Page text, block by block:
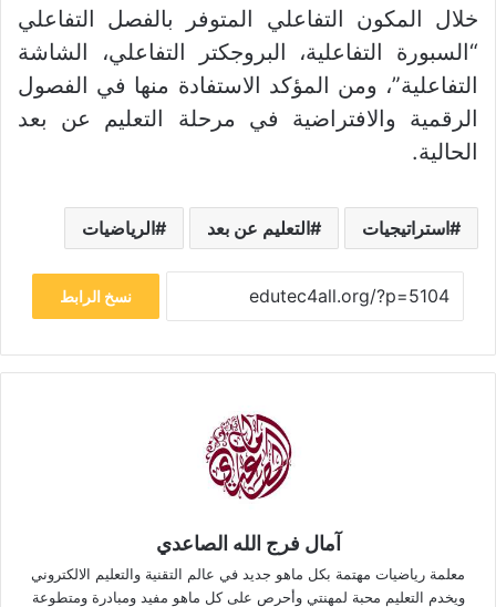
خلال المكون التفاعلي المتوفر بالفصل التفاعلي
“السبورة التفاعلية، البروجكتر التفاعلي، الشاشة
التفاعلية”، ومن المؤكد الاستفادة منها في الفصول
الرقمية والافتراضية في مرحلة التعليم عن بعد
الحالية.
استراتيجيات التعليم عن بعد الرياضيات
نسخ الرابط
آمال فرج الله الصاعدي
معلمة رياضيات مهتمة بكل ماهو جديد في عالم التقنية والتعليم الالكتروني
ويخدم التعليم محبة لمهنتي وأحرص على كل ماهو مفيد ومبادرة ومتطوعة